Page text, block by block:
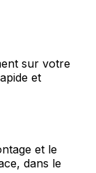
sur votre
et
et le
dans le